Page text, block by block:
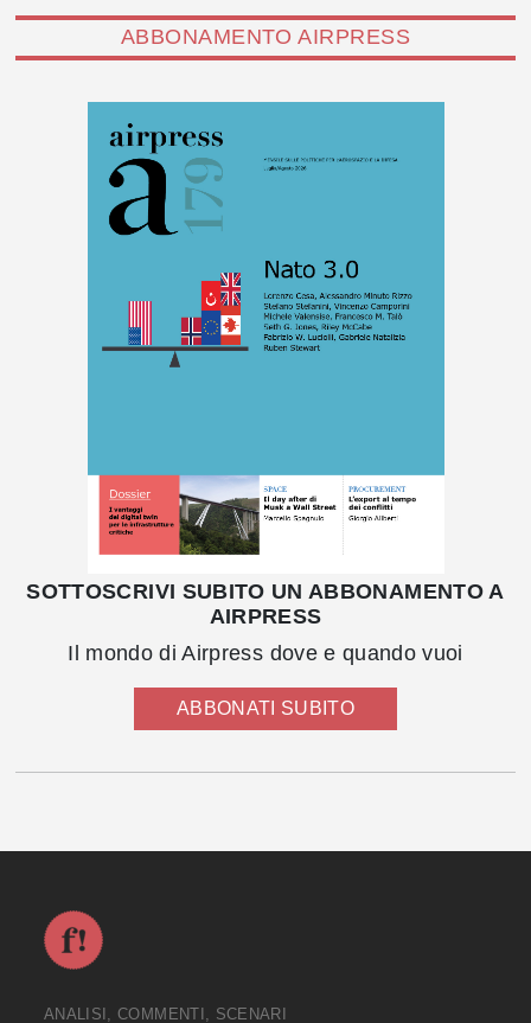
ABBONAMENTO AIRPRESS
SOTTOSCRIVI SUBITO UN ABBONAMENTO A
AIRPRESS
Il mondo di Airpress dove e quando vuoi
ABBONATI SUBITO
ANALISI, COMMENTI, SCENARI